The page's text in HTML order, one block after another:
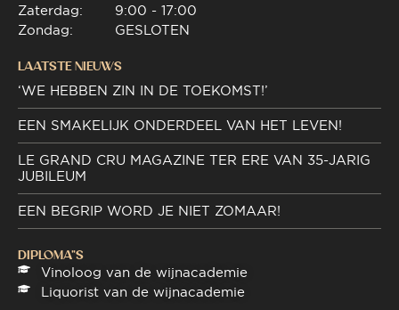
Zaterdag:
Zondag:
9:00 - 17:00
GESLOTEN
LAATSTE NIEUWS
‘WE HEBBEN ZIN IN DE TOEKOMST!’
EEN SMAKELIJK ONDERDEEL VAN HET LEVEN!
LE GRAND CRU MAGAZINE TER ERE VAN 35-JARIG
JUBILEUM
EEN BEGRIP WORD JE NIET ZOMAAR!
DIPLOMA"S
Vinoloog van de wijnacademie
Liquorist van de wijnacademie